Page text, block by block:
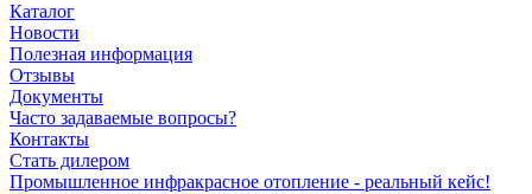
Каталог
Новости
Полезная информация
Отзывы
Документы
Часто задаваемые вопросы?
Контакты
Стать дилером
Промышленное инфракрасное отопление - реальный кейс!